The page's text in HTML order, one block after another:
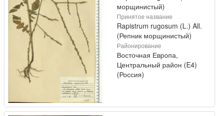
морщинистый)
Принятое название
Rapistrum rugosum (L.) All.
(Репник морщинистый)
Районирование
Восточная Европа,
Центральный район (E4)
(Россия)